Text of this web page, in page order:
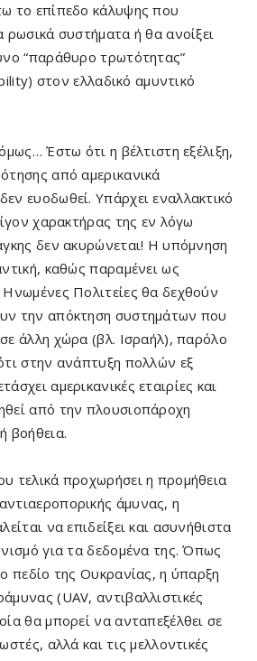
το επίπεδο κάλυψης που
ρωσικά συστήματα ή θα ανοίξει
“παράθυρο τρωτότητας”
στον ελλαδικό αμυντικό
Έστω ότι η βέλτιστη εξέλιξη,
από αμερικανικά
ευοδωθεί. Υπάρχει εναλλακτικό
χαρακτήρας της εν λόγω
δεν ακυρώνεται! Η υπόμνηση
καθώς παραμένει ως
Πολιτείες θα δεχθούν
την απόκτηση συστημάτων που
άλλη χώρα (βλ. Ισραήλ), παρόλο
στην ανάπτυξη πολλών εξ
αμερικανικές εταιρίες και
από την πλουσιοπάροχη
βοήθεια.
τελικά προχωρήσει η προμήθεια
άμυνας, η
να επιδείξει και ασυνήθιστα
για τα δεδομένα της. Όπως
πεδίο της Ουκρανίας, η ύπαρξη
(UAV, αντιβαλλιστικές
θα μπορεί να ανταπεξέλθει σε
αλλά και τις μελλοντικές